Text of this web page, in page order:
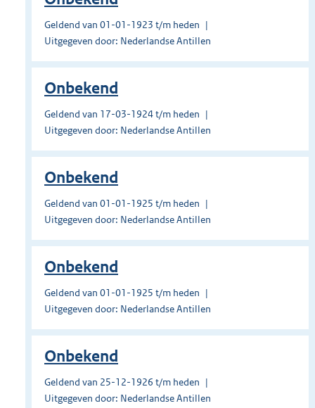
Geldend van 01-01-1923 t/m heden
Uitgegeven door: Nederlandse Antillen
Onbekend
Geldend van 17-03-1924 t/m heden
Uitgegeven door: Nederlandse Antillen
Onbekend
Geldend van 01-01-1925 t/m heden
Uitgegeven door: Nederlandse Antillen
Onbekend
Geldend van 01-01-1925 t/m heden
Uitgegeven door: Nederlandse Antillen
Onbekend
Geldend van 25-12-1926 t/m heden
Uitgegeven door: Nederlandse Antillen